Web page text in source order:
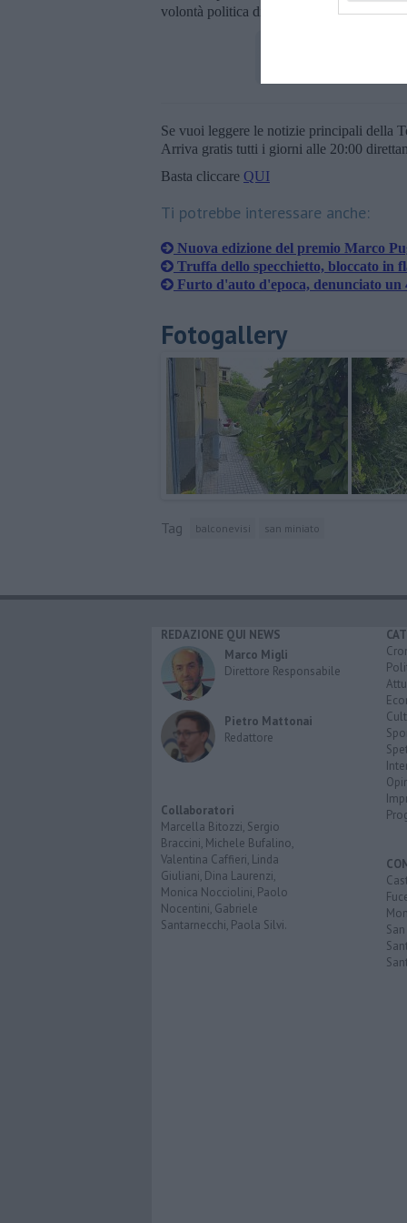
volontà politica di investirle nelle reali
Se vuoi leggere le notizie principali della
Arriva gratis tutti i giorni alle 20:00
Basta cliccare QUI
Ti potrebbe interessare anche:
Nuova edizione del premio Marco
Truffa dello specchietto, bloccato in
Furto d'auto d'epoca, denunciato un
Fotogallery
Tag balconevisi san miniato
REDAZIONE QUI NEWS
Marco Migli
Direttore Responsabile
Pietro Mattonai
Redattore
Collaboratori
Marcella Bitozzi, Sergio
Braccini, Michele Bufalino,
Valentina Caffieri, Linda
Giuliani, Dina Laurenzi,
Monica Nocciolini, Paolo
Nocentini, Gabriele
Santarnecchi, Paola Silvi.